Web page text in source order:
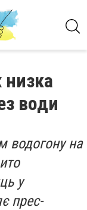
низка
води
водогону на
у
прес-